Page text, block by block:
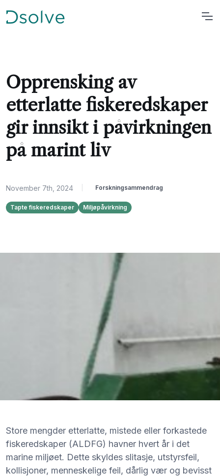
Opprensking av
etterlatte fiskeredskaper
gir innsikt i påvirkningen
på marint liv
November 7th, 2024 Forskningsammendrag
Tapte fiskeredskaper Miljøpåvirkning
Store mengder etterlatte, mistede eller forkastede
fiskeredskaper (ALDFG) havner hvert år i det
marine miljøet. Dette skyldes slitasje, utstyrsfeil,
kollisjoner, menneskelige feil, dårlig vær og bevisst